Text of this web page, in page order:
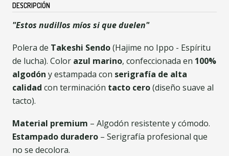
DESCRIPCIÓN
"Estos nudillos míos si que duelen"
Polera de Takeshi Sendo(Hajime no Ippo - Espíritu
de lucha). Color azul marino, confeccionada en 100%
algodón y estampada con serigrafía de alta
calidad con terminación tacto cero(diseño suave al
tacto).
Material premium – Algodón resistente y cómodo.
Estampado duradero – Serigrafía profesional que
no se decolora.